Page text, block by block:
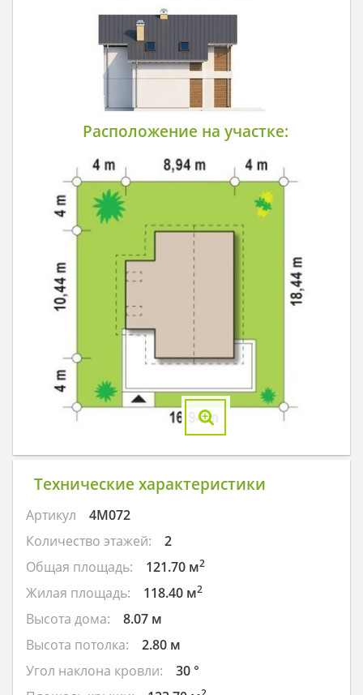
Расположение на участке:
Технические характеристики
Артикул
4M072
Количество этажей:
2
Общая площадь:
121.70 м2
Жилая площадь: 118.40 м2
Высота дома:
8.07 м
Высота потолка:
2.80 м
Угол наклона кровли:
30 °